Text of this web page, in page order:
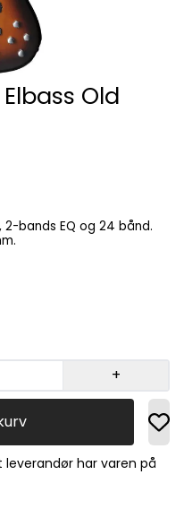
Old
bands EQ og 24 bånd.
+
har varen på